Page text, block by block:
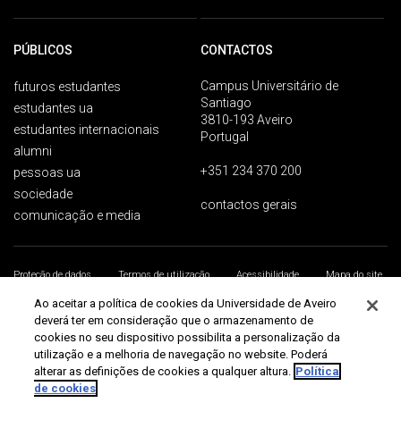
PÚBLICOS
futuros estudantes
estudantes ua
estudantes internacionais
alumni
pessoas ua
sociedade
comunicação e media
CONTACTOS
Campus Universitário de
Santiago
3810-193 Aveiro
Portugal
+351 234 370 200
contactos gerais
Proteção de dados Termos de utilização Acessibilidade
Mapa do site
Universidade de Aveiro 2026
Ao aceitar a política de cookies da Universidade de Aveiro
deverá ter em consideração que o armazenamento de
cookies no seu dispositivo possibilita a personalização da
utilização e a melhoria de navegação no website. Poderá
alterar as definições de cookies a qualquer altura. Política
de cookies